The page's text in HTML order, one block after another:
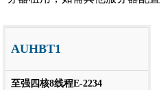
AUHBT1
至强四核8线程E-2234